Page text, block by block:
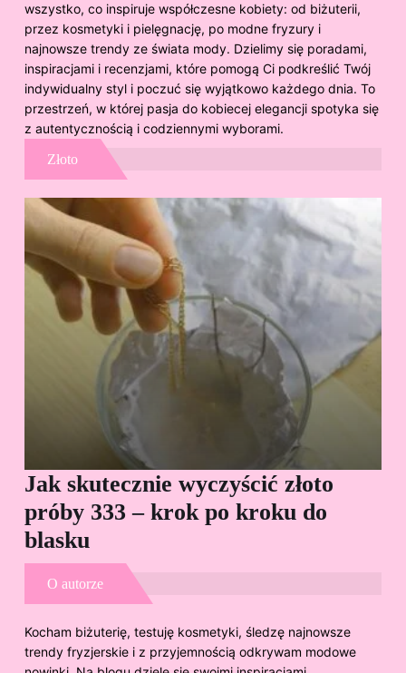
wszystko, co inspiruje współczesne kobiety: od biżuterii,
przez kosmetyki i pielęgnację, po modne fryzury i
najnowsze trendy ze świata mody. Dzielimy się poradami,
inspiracjami i recenzjami, które pomogą Ci podkreślić Twój
indywidualny styl i poczuć się wyjątkowo każdego dnia. To
przestrzeń, w której pasja do kobiecej elegancji spotyka się
z autentycznością i codziennymi wyborami.
Złoto
Jak skutecznie wyczyścić złoto
próby 333 – krok po kroku do
blasku
O autorze
Kocham biżuterię, testuję kosmetyki, śledzę najnowsze
trendy fryzjerskie i z przyjemnością odkrywam modowe